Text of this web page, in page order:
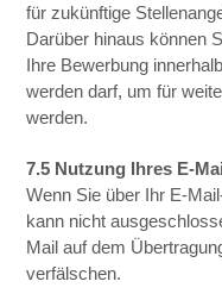
für zukünftige
Darüber hinaus können
Ihre Bewerbung
werden darf, um für
werden.
7.5 Nutzung Ihres E-
Wenn Sie über Ihr E-
kann nicht
Mail auf dem
verfälschen.